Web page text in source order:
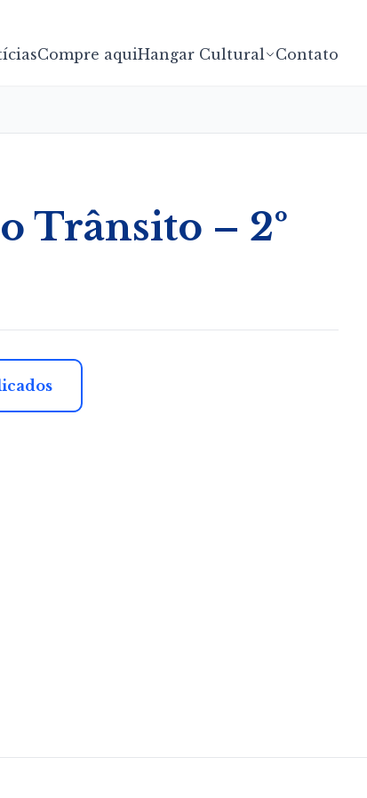
Compre aquiHangar Cultural Contato
Trânsito – 2º